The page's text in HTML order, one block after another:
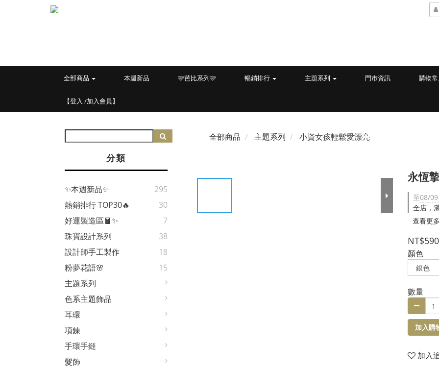
全部商品 本週新品 🩷芭比系列🩷 暢銷排行 主題系列 門市資訊 購物
【登入 /加入會員】
分類
✨本週新品✨
295
熱銷排行 TOP30🔥
30
好運製造區🧧✨
7
珠寶設計系列
38
設計師手工製作
18
粉夢花語🌸
15
主題系列
色系主題飾品
耳環
項鍊
手環手鏈
髮飾
全部商品 主題系列 小資女孩輕鬆愛漂亮
永恆
至08/
全店，
查看更多
NT$590
顏色
數量
加入購
加入